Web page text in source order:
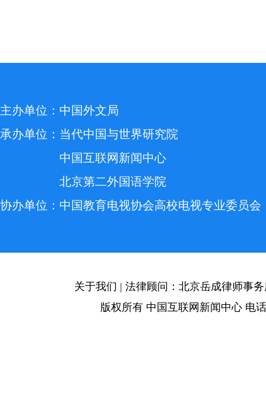
主办单位： 中国外文局
承办单位： 当代中国与世界研究院
中国互联网新闻中心
北京第二外国语学院
协办单位： 中国教育电视协会高校电视专业委员会
关于我们 | 法律顾问：北京岳成律师事
版权所有 中国互联网新闻中心 电